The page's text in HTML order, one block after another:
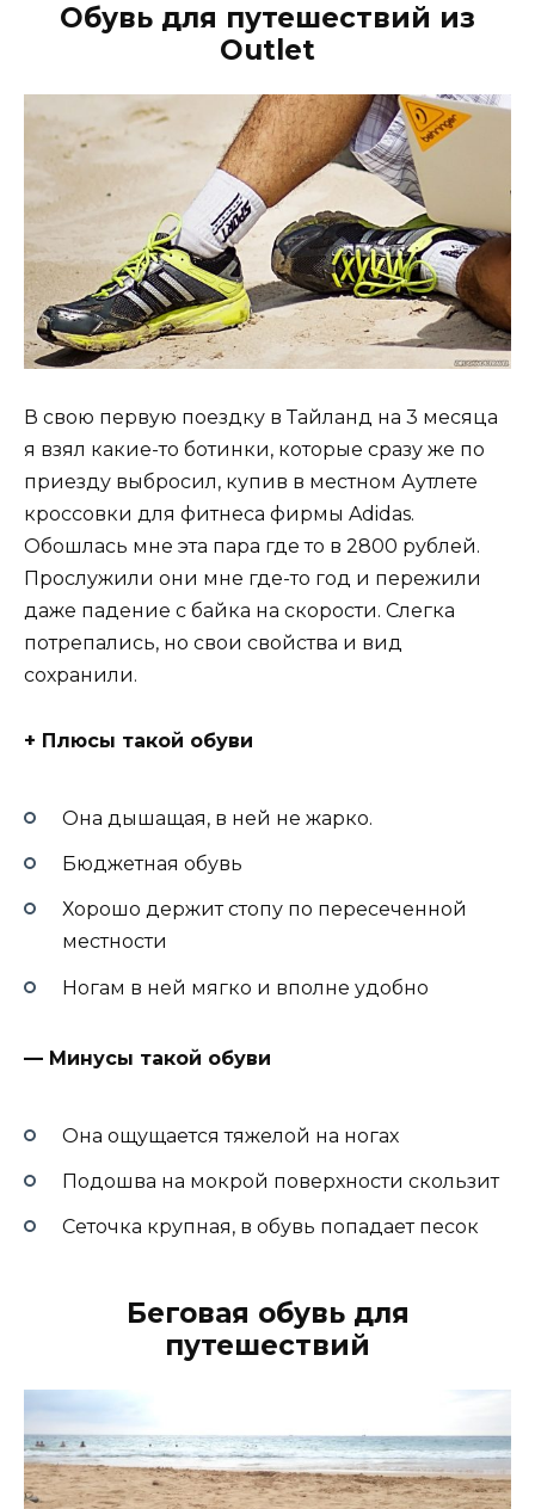
Обувь для путешествий из
Outlet
В свою первую поездку в Тайланд на 3 месяца
я взял какие-то ботинки, которые сразу же по
приезду выбросил, купив в местном Аутлете
кроссовки для фитнеса фирмы Adidas.
Обошлась мне эта пара где то в 2800 рублей.
Прослужили они мне где-то год и пережили
даже падение с байка на скорости. Слегка
потрепались, но свои свойства и вид
сохранили.
+ Плюсы такой обуви
Она дышащая, в ней не жарко.
Бюджетная обувь
Хорошо держит стопу по пересеченной
местности
Ногам в ней мягко и вполне удобно
— Минусы такой обуви
Она ощущается тяжелой на ногах
Подошва на мокрой поверхности скользит
Сеточка крупная, в обувь попадает песок
Беговая обувь для
путешествий